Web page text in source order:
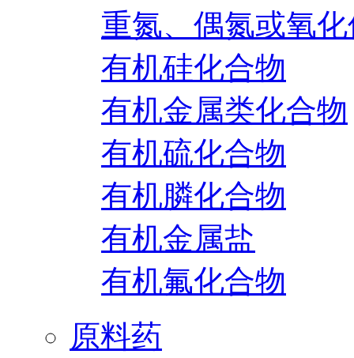
重氮、偶氮或氧
有机硅化合物
有机金属类化合物
有机硫化合物
有机膦化合物
有机金属盐
有机氟化合物
原料药